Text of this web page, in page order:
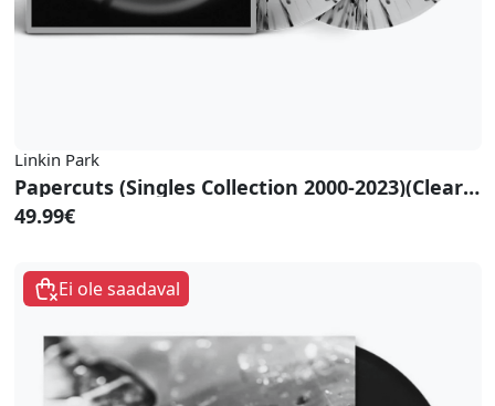
Linkin Park
Papercuts (Singles Collection 2000-2023)(Clear Black & Red Splatter Vinyl)
49.99€
Ei ole saadaval